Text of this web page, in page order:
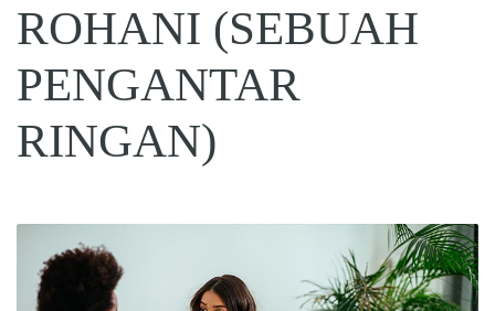
ROHANI (SEBUAH
PENGANTAR
RINGAN)